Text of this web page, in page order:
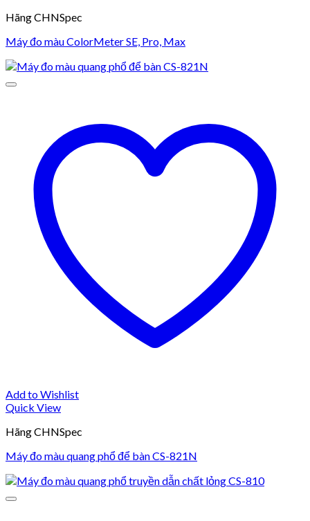
Hãng CHNSpec
Máy đo màu ColorMeter SE, Pro, Max
Add to Wishlist
Quick View
Hãng CHNSpec
Máy đo màu quang phổ để bàn CS-821N